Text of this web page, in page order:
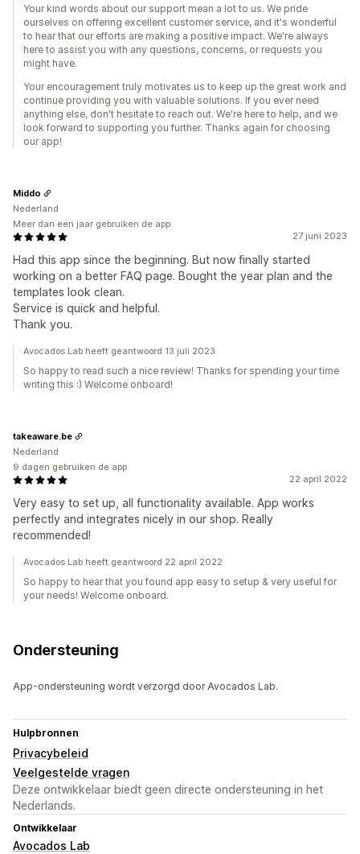
Your kind words about our support mean a lot to us. We pride
ourselves on offering excellent customer service, and it's wonderful
to hear that our efforts are making a positive impact. We're always
here to assist you with any questions, concerns, or requests you
might have.
Your encouragement truly motivates us to keep up the great work and
continue providing you with valuable solutions. If you ever need
anything else, don't hesitate to reach out. We're here to help, and we
look forward to supporting you further. Thanks again for choosing
our app!
27 juni 2023
Had this app since the beginning. But now finally started
working on a better FAQ page. Bought the year plan and the
templates look clean.
Service is quick and helpful.
Thank you.
Middo
Nederland
Meer dan een jaar gebruiken de app
Avocados Lab heeft geantwoord 13 juli 2023
So happy to read such a nice review! Thanks for spending your time
writing this :) Welcome onboard!
22 april 2022
Very easy to set up, all functionality available. App works
perfectly and integrates nicely in our shop. Really
recommended!
takeaware.be
Nederland
9 dagen gebruiken de app
Avocados Lab heeft geantwoord 22 april 2022
So happy to hear that you found app easy to setup & very useful for
your needs! Welcome onboard.
Ondersteuning
App-ondersteuning wordt verzorgd door Avocados Lab.
Hulpbronnen
Privacybeleid
Veelgestelde vragen
Deze ontwikkelaar biedt geen directe ondersteuning in het
Nederlands.
Ontwikkelaar
Avocados Lab